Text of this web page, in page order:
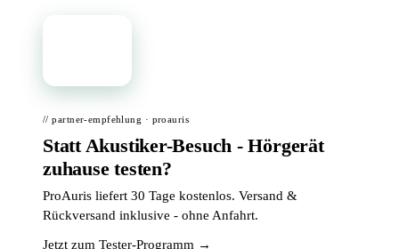
// partner-empfehlung · proauris
Statt Akustiker-Besuch - Hörgerät
zuhause testen?
ProAuris liefert 30 Tage kostenlos. Versand &
Rückversand inklusive - ohne Anfahrt.
Jetzt zum Tester-Programm →